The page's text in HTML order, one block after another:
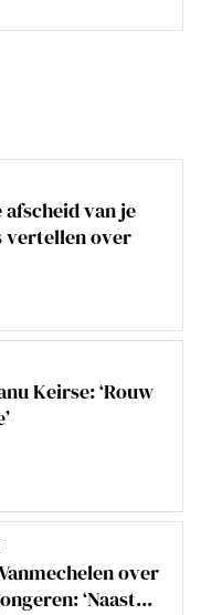
van je
vertellen over
Keirse: ‘Rouw
over
‘Naast...